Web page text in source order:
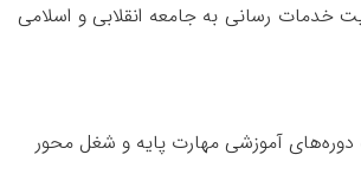
خدمات رسانی به جامعه انقلابی و اسلامی
آموزشی مهارت پایه و شغل محور